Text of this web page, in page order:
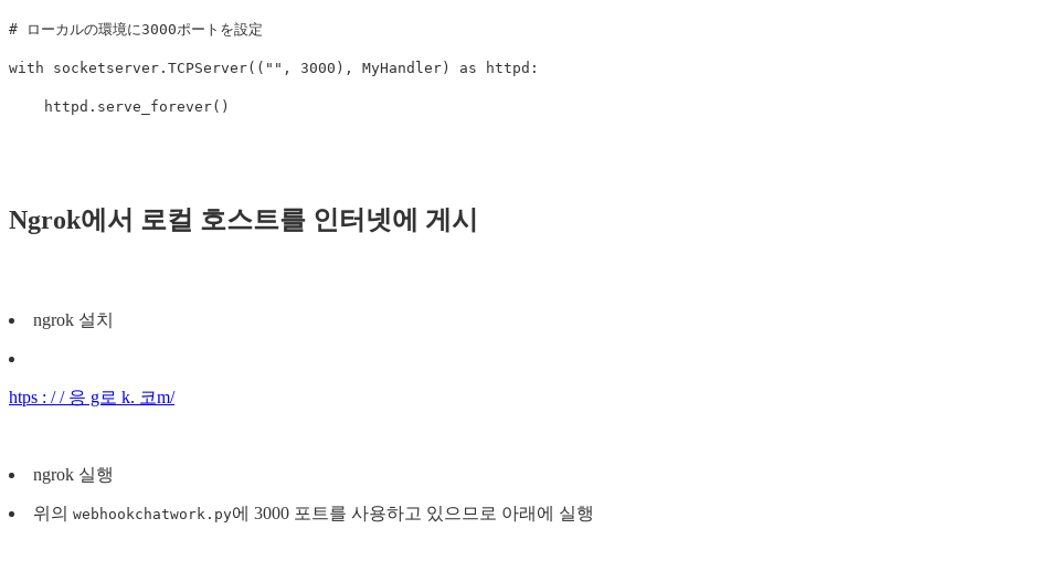
with socketserver . TCPServer(( "" , 3000 ), MyHandler ) as httpd :
httpd . serve_forever()
Ngrok에서 로컬 호스트를 인터넷에 게시
ngrok 설치
htps : / / 응 g로 k. 코m/
ngrok 실행
위의 webhookchatwork.py에 3000 포트를 사용하고 있으므로 아래에 실행